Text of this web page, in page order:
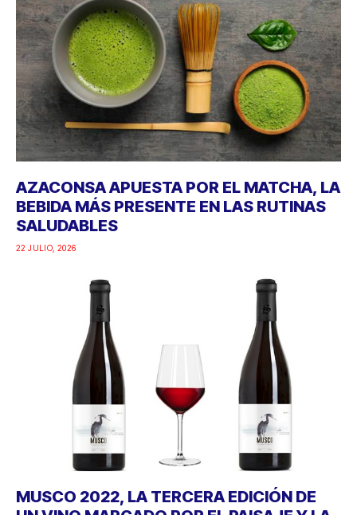
AZACONSA APUESTA POR EL MATCHA, LA
BEBIDA MÁS PRESENTE EN LAS RUTINAS
SALUDABLES
22 JULIO, 2026
MUSCO 2022, LA TERCERA EDICIÓN DE